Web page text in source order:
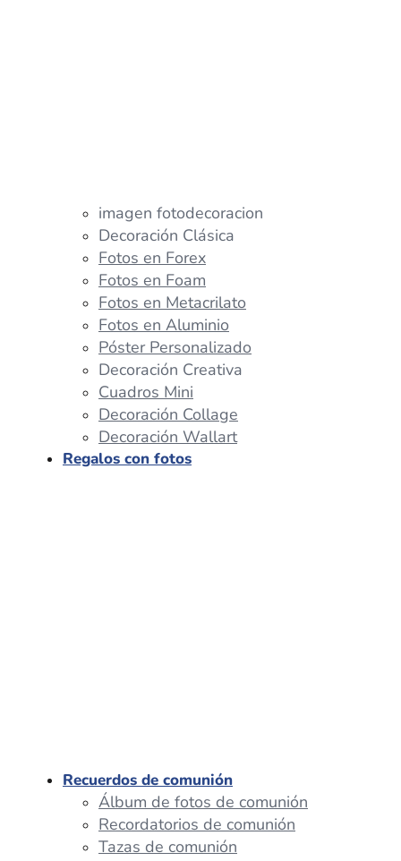
imagen fotodecoracion
Decoración Clásica
Fotos en Forex
Fotos en Foam
Fotos en Metacrilato
Fotos en Aluminio
Póster Personalizado
Decoración Creativa
Cuadros Mini
Decoración Collage
Decoración Wallart
Regalos con fotos
Recuerdos de comunión
Álbum de fotos de comunión
Recordatorios de comunión
Tazas de comunión